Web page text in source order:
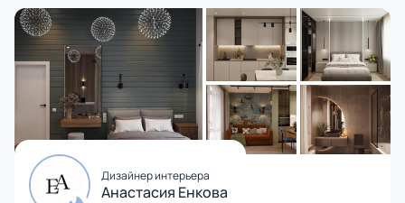
Дизайнер интерьера
Анастасия Енкова